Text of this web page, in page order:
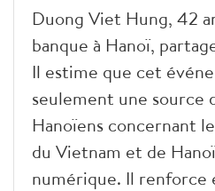
Duong Viet Hung, 42
banque à Hanoï,
Il estime que cet
seulement une source
Hanoïens concernant
du Vietnam et de
numérique. Il renforce